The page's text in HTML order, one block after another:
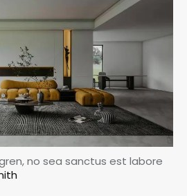
no sea sanctus est labore